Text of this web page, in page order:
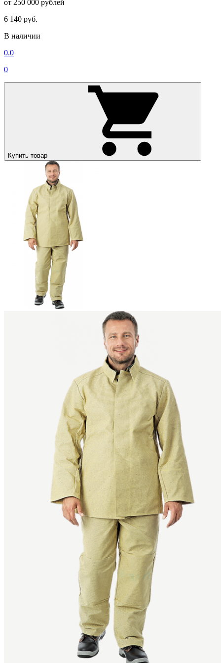
от 250 000 рублей
6 140 руб.
В наличии
0.0
0
Купить товар